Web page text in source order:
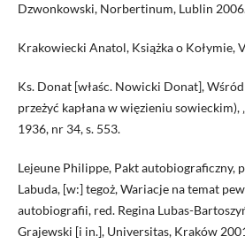
Dzwonkowski, Norbertinum, Lublin
Krakowiecki Anatol, Książka o Kołymie,
Ks. Donat [właśc. Nowicki Donat],
przeżyć kapłana w więzieniu
1936, nr 34, s. 553.
Lejeune Philippe, Pakt autobiograficzny,
Labuda, [w:] tegoż, Wariacje na temat
autobiografii, red. Regina Lubas-
Grajewski [i in.], Universitas, Kraków